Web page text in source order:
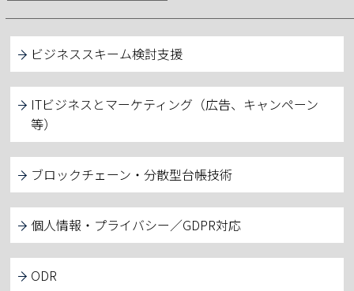
ビジネススキーム検討支援
ITビジネスとマーケティング（広告、キャンペーン
等）
ブロックチェーン・分散型台帳技術
個人情報・プライバシー／GDPR対応
ODR